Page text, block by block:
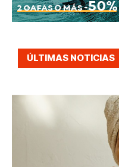
ÚLTIMAS NOTICIAS